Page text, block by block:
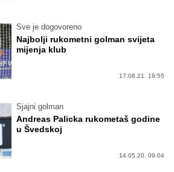
Sve je dogovoreno
Najbolji rukometni golman svijeta
mijenja klub
17.08.21. 19:55
Sjajni golman
Andreas Palicka rukometaš godine
u Švedskoj
14.05.20. 09:04